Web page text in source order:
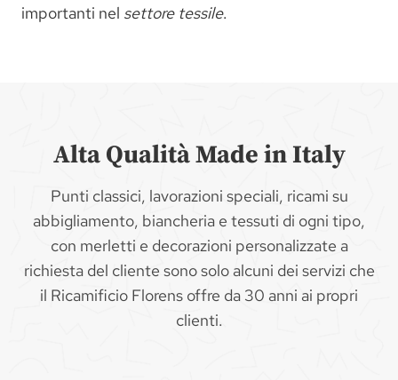
importanti nel settore tessile.
Alta Qualità Made in Italy
Punti classici, lavorazioni speciali, ricami su
abbigliamento, biancheria e tessuti di ogni tipo,
con merletti e decorazioni personalizzate a
richiesta del cliente sono solo alcuni dei servizi che
il Ricamificio Florens offre da 30 anni ai propri
clienti.